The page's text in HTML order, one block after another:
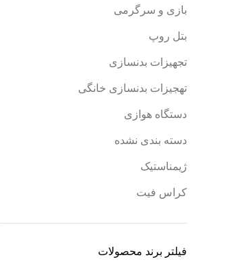
بازی و سرگرمی
بتل روپ
تجهیزات بدنسازی
تهجیزات بدنسازی خانگی
دستگاه هوازی
دسته بندی نشده
ژیمناستیک
کراس فیت
فیلتر برند محصولات